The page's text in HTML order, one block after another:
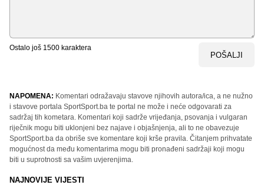
Ostalo još 1500 karaktera
POŠALJI
NAPOMENA: Komentari odražavaju stavove njihovih autora/ica, a ne nužno
i stavove portala SportSport.ba te portal ne može i neće odgovarati za
sadržaj tih kometara. Komentari koji sadrže vrijeđanja, psovanja i vulgaran
riječnik mogu biti uklonjeni bez najave i objašnjenja, ali to ne obavezuje
SportSport.ba da obriše sve komentare koji krše pravila. Čitanjem prihvatate
mogućnost da među komentarima mogu biti pronađeni sadržaji koji mogu
biti u suprotnosti sa vašim uvjerenjima.
NAJNOVIJE VIJESTI